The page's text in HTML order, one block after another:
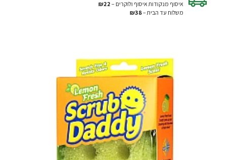
איסוף מנקודות איסוף ולוקרים – ₪22
משלוח עד הבית –₪38